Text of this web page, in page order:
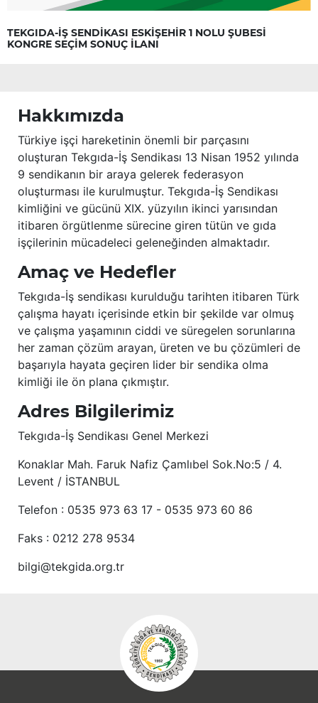
TEKGIDA-İŞ SENDİKASI ESKİŞEHİR 1 NOLU ŞUBESİ
KONGRE SEÇİM SONUÇ İLANI
Hakkımızda
Türkiye işçi hareketinin önemli bir parçasını
oluşturan Tekgıda-İş Sendikası 13 Nisan 1952 yılında
9 sendikanın bir araya gelerek federasyon
oluşturması ile kurulmuştur. Tekgıda-İş Sendikası
kimliğini ve gücünü XIX. yüzyılın ikinci yarısından
itibaren örgütlenme sürecine giren tütün ve gıda
işçilerinin mücadeleci geleneğinden almaktadır.
Amaç ve Hedefler
Tekgıda-İş sendikası kurulduğu tarihten itibaren Türk
çalışma hayatı içerisinde etkin bir şekilde var olmuş
ve çalışma yaşamının ciddi ve süregelen sorunlarına
her zaman çözüm arayan, üreten ve bu çözümleri de
başarıyla hayata geçiren lider bir sendika olma
kimliği ile ön plana çıkmıştır.
Adres Bilgilerimiz
Tekgıda-İş Sendikası Genel Merkezi
Konaklar Mah. Faruk Nafiz Çamlıbel Sok.No:5 / 4.
Levent / İSTANBUL
Telefon : 0535 973 63 17 - 0535 973 60 86
Faks : 0212 278 9534
bilgi@tekgida.org.tr